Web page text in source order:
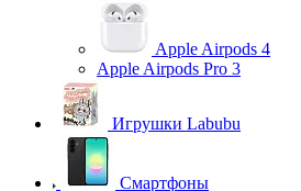
Apple Airpods 4
Apple Airpods Pro 3
Игрушки Labubu
Смартфоны